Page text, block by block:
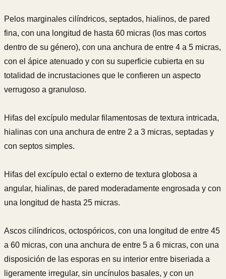
Pelos marginales cilíndricos, septados, hialinos, de pared
fina, con una longitud de hasta 60 micras (los mas cortos
dentro de su género), con una anchura de entre 4 a 5 micras,
con el ápice atenuado y con su superficie cubierta en su
totalidad de incrustaciones que le confieren un aspecto
verrugoso a granuloso.
Hifas del excípulo medular filamentosas de textura intricada,
hialinas con una anchura de entre 2 a 3 micras, septadas y
con septos simples.
Hifas del excípulo ectal o externo de textura globosa a
angular, hialinas, de pared moderadamente engrosada y con
una longitud de hasta 25 micras.
Ascos cilíndricos, octospóricos, con una longitud de entre 45
a 60 micras, con una anchura de entre 5 a 6 micras, con una
disposición de las esporas en su interior entre biseriada a
ligeramente irregular, sin uncínulos basales, y con un